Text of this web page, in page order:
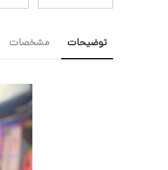
توضیحات مشخصات